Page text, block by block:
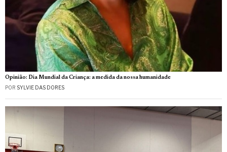
Opinião: Dia Mundial da Criança: a medida da nossa humanidade
POR SYLVIE DAS DORES